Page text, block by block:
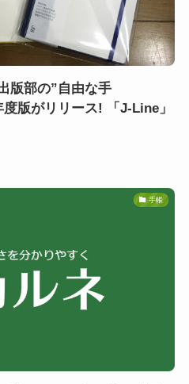
版部の”自由な手
版がリリース! 「J-Line」
手帳